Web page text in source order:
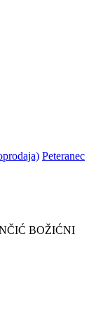
Peteranec
BOŽIĆNI